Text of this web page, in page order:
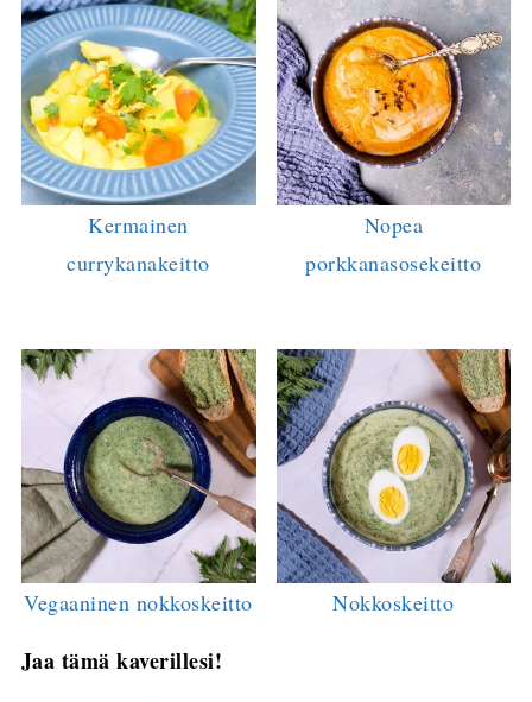
Kermainen
currykanakeitto
Nopea
porkkanasosekeitto
Vegaaninen nokkoskeitto Nokkoskeitto
Jaa tämä kaverillesi!